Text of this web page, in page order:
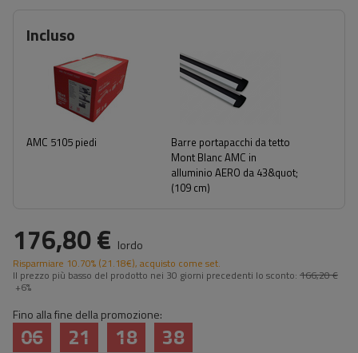
Incluso
AMC 5105 piedi
Barre portapacchi da tetto
Mont Blanc AMC in
alluminio AERO da 43&quot;
(109 cm)
176,80 € lordo
Risparmiare 10.70% (21.18€), acquisto come set.
Il prezzo più basso del prodotto nei 30 giorni precedenti lo sconto: 166,20 €
+6%
Fino alla fine della promozione:
06 21 18 38